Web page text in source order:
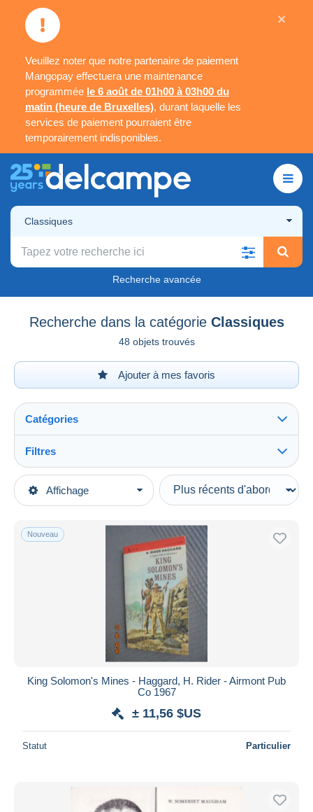
Veuillez noter que notre partenaire de paiement
Mangopay effectuera une maintenance
programmée le 6 août de 01h00 à 03h00 du
matin (heure de Bruxelles), durant laquelle les
services de paiement pourraient être
temporairement indisponibles.
×
Classiques
Recherche avancée
Recherche dans la catégorie Classiques
48 objets trouvés
Ajouter à mes favoris
Affichage
Catégories
Catégories principales
Anglais
Filtres
Types de vente
En cours
Prix fixes
Enchères avec offres
Enchères sans offres
Maisons de vente
Toutes les durées
depuis
jours
Prix
Livraison gratuite
Nouveau
King Solomon's Mines - Haggard, H. Rider - Airmont Pub
Co 1967
± 11,56 $US
Statut Particulier